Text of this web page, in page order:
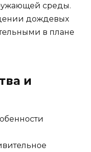
среды.
дождевых
в плане
и